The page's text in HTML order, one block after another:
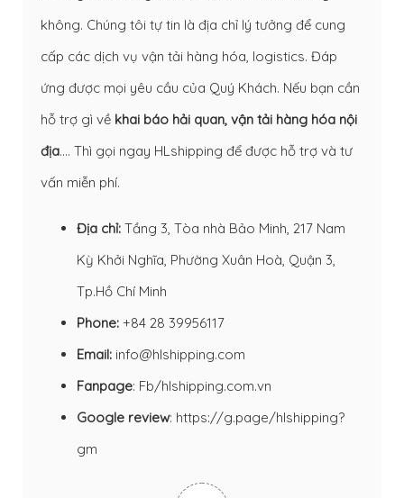
không. Chúng tôi tự tin là địa chỉ lý tưởng để cung
cấp các dịch vụ vận tải hàng hóa, logistics. Đáp
ứng được mọi yêu cầu của Quý Khách. Nếu bạn cần
hỗ trợ gì về khai báo hải quan, vận tải hàng hóa nội
địa…. Thì gọi ngay HLshipping để được hỗ trợ và tư
vấn miễn phí.
Địa chỉ: Tầng 3, Tòa nhà Bảo Minh, 217 Nam
Kỳ Khởi Nghĩa, Phường Xuân Hoà, Quận 3,
Tp.Hồ Chí Minh
Phone: +84 28 39956117
Email: info@hlshipping.com
Fanpage: Fb/hlshipping.com.vn
Google review: https://g.page/hlshipping?
gm